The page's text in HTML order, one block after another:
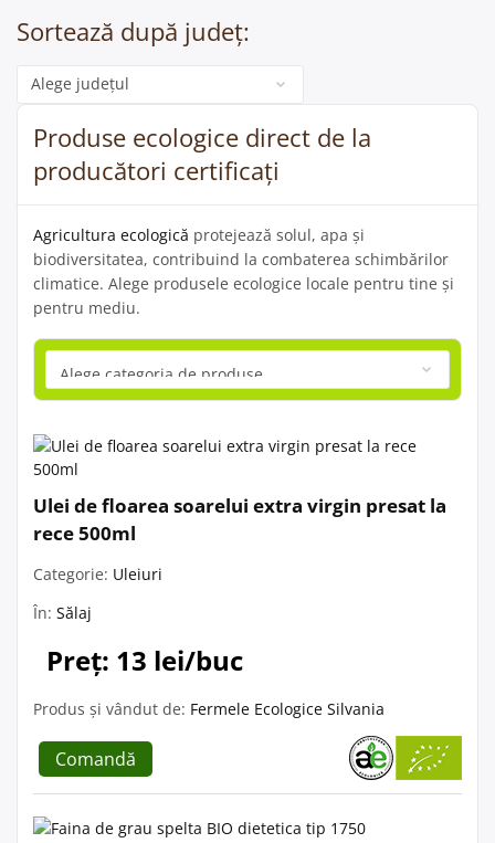
Sortează după județ:
Categorie
Produse ecologice direct de la
producători certificați
Agricultura ecologică protejează solul, apa și
biodiversitatea, contribuind la combaterea schimbărilor
climatice. Alege produsele ecologice locale pentru tine și
pentru mediu.
Ulei de floarea soarelui extra virgin presat la
rece 500ml
Categorie: Uleiuri
În: Sălaj
Preț: 13 lei/buc
Produs și vândut de: Fermele Ecologice Silvania
Comandă